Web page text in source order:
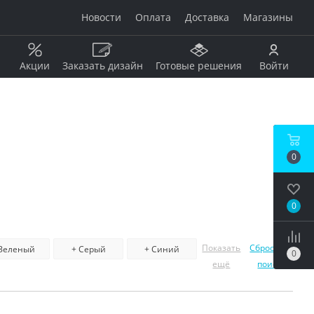
Новости Оплата Доставка Магазины
Кирпич
Акции Заказать дизайн Готовые решения Войти
+ Серый + Синий
Показать
ещё
Сбросить
поиск
0
0
0